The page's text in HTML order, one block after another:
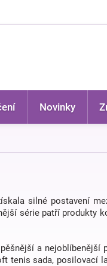
Novinky
silné postavení
série patří produkty
a nejoblíbenější
tenis sada, posilovací